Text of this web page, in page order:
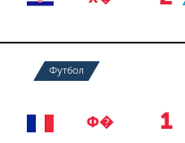
Футбол
Ф� 1